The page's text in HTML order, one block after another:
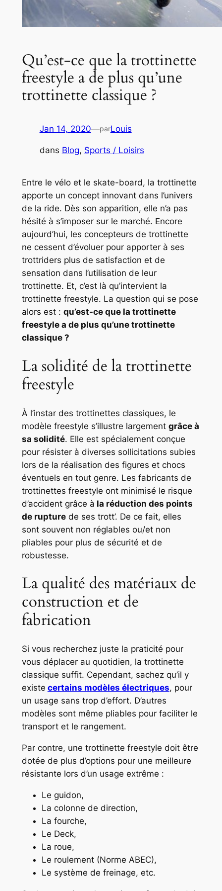
Qu’est-ce que la trottinette
freestyle a de plus qu’une
trottinette classique ?
Jan 14, 2020—parLouis
dans Blog, Sports / Loisirs
Entre le vélo et le skate-board, la trottinette
apporte un concept innovant dans l’univers
de la ride. Dès son apparition, elle n’a pas
hésité à s’imposer sur le marché. Encore
aujourd’hui, les concepteurs de trottinette
ne cessent d’évoluer pour apporter à ses
trottriders plus de satisfaction et de
sensation dans l’utilisation de leur
trottinette. Et, c’est là qu’intervient la
trottinette freestyle. La question qui se pose
alors est : qu’est-ce que la trottinette
freestyle a de plus qu’une trottinette
classique ?
La solidité de la trottinette
freestyle
À l’instar des trottinettes classiques, le
modèle freestyle s’illustre largement grâce à
sa solidité. Elle est spécialement conçue
pour résister à diverses sollicitations subies
lors de la réalisation des figures et chocs
éventuels en tout genre. Les fabricants de
trottinettes freestyle ont minimisé le risque
d’accident grâce à la réduction des points
de rupturede ses trott’. De ce fait, elles
sont souvent non réglables ou/et non
pliables pour plus de sécurité et de
robustesse.
La qualité des matériaux de
construction et de
fabrication
Si vous recherchez juste la praticité pour
vous déplacer au quotidien, la trottinette
classique suffit. Cependant, sachez qu’il y
existe certains modèles électriques, pour
un usage sans trop d’effort. D’autres
modèles sont même pliables pour faciliter le
transport et le rangement.
Par contre, une trottinette freestyle doit être
dotée de plus d’options pour une meilleure
résistante lors d’un usage extrême :
Le guidon,
La colonne de direction,
La fourche,
Le Deck,
La roue,
Le roulement (Norme ABEC),
Le système de freinage, etc.